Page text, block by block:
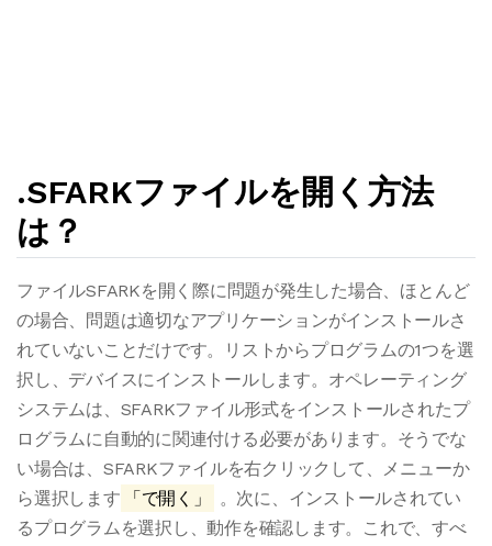
.SFARKファイルを開く方法
は？
ファイルSFARKを開く際に問題が発生した場合、ほとんど
の場合、問題は適切なアプリケーションがインストールさ
れていないことだけです。リストからプログラムの1つを選
択し、デバイスにインストールします。オペレーティング
システムは、SFARKファイル形式をインストールされたプ
ログラムに自動的に関連付ける必要があります。そうでな
い場合は、SFARKファイルを右クリックして、メニューか
ら選択します
「で開く」
。次に、インストールされてい
るプログラムを選択し、動作を確認します。これで、すべ